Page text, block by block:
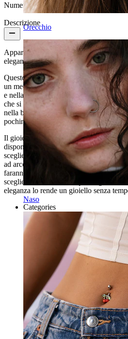
Orecchio
Naso
Numero di pezzi:
Descrizione
Appariscente ma discreto - ti
elegante gioiello realizzato in oro 14
Questo labret è chiamato push-in - non
un meccanismo perfetto per chi vuole
e nella maniera più comoda: piegando
che si trova nella parte posteriore,
nella barra. Se noti che poi col tempo si
pochino di nuovo.
Il gioiello, come abbiamo scritto sopra,
disponibile in due versioni: oro giallo e
scegliere la lunghezza della barra tra 6
ad arco ha la bellezza di 7 pietre di
faranno un figurone, ad esempio, nel
scegliere tu come usare questo gioiello,
eleganza lo rende un gioiello senza
Categories
Capezzolo
Industrial
Dermal
Helix
Orecchio